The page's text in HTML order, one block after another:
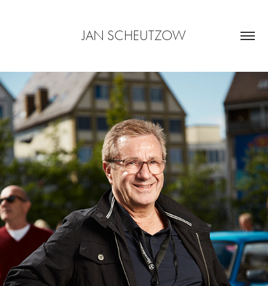
JAN SCHEUTZOW